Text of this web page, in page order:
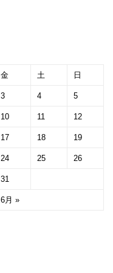
金 土 日
6月 »
3 4 5
10 11 12
17 18 19
24 25 26
31